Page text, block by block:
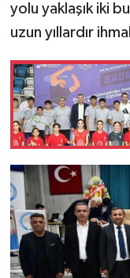
yolu yaklaşık iki
uzun yıllardır